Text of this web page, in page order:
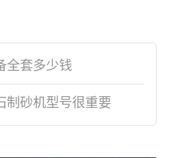
全套多少钱
制砂机型号很重要